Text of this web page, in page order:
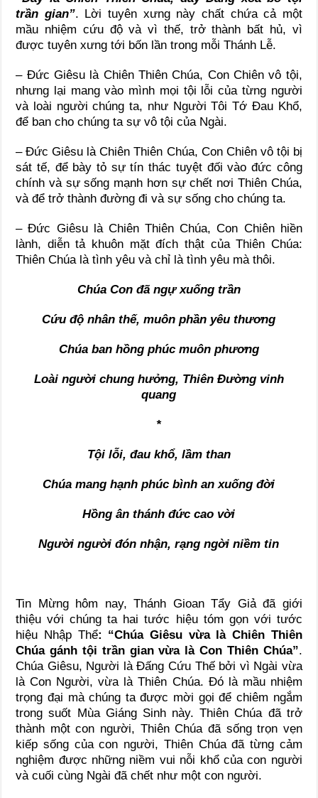
trần gian”. Lời tuyên xưng này chất chứa cả một
mầu nhiệm cứu độ và vì thế, trở thành bất hủ, vì
được tuyên xưng tới bốn lần trong mỗi Thánh Lễ.
– Đức Giêsu là Chiên Thiên Chúa, Con Chiên vô tội,
nhưng lại mang vào mình mọi tội lỗi của từng người
và loài người chúng ta, như Người Tôi Tớ Đau Khổ,
để ban cho chúng ta sự vô tội của Ngài.
– Đức Giêsu là Chiên Thiên Chúa, Con Chiên vô tội bị
sát tế, để bày tỏ sự tín thác tuyệt đối vào đức công
chính và sự sống mạnh hơn sự chết nơi Thiên Chúa,
và để trở thành đường đi và sự sống cho chúng ta.
– Đức Giêsu là Chiên Thiên Chúa, Con Chiên hiền
lành, diễn tả khuôn mặt đích thật của Thiên Chúa:
Thiên Chúa là tình yêu và chỉ là tình yêu mà thôi.
Chúa Con đã ngự xuống trần
Cứu độ nhân thế, muôn phần yêu thương
Chúa ban hồng phúc muôn phương
Loài người chung hưởng, Thiên Đường vinh
quang
*
Tội lỗi, đau khổ, lầm than
Chúa mang hạnh phúc bình an xuống đời
Hồng ân thánh đức cao vời
Người người đón nhận, rạng ngời niềm tin
Tin Mừng hôm nay, Thánh Gioan Tẩy Giả đã giới
thiệu với chúng ta hai tước hiệu tóm gọn với tước
hiệu Nhập Thể: “Chúa Giêsu vừa là Chiên Thiên
Chúa gánh tội trần gian vừa là Con Thiên Chúa”.
Chúa Giêsu, Người là Ðấng Cứu Thế bởi vì Ngài vừa
là Con Người, vừa là Thiên Chúa. Ðó là mầu nhiệm
trọng đại mà chúng ta được mời gọi để chiêm ngắm
trong suốt Mùa Giáng Sinh này. Thiên Chúa đã trở
thành một con người, Thiên Chúa đã sống trọn vẹn
kiếp sống của con người, Thiên Chúa đã từng cảm
nghiệm được những niềm vui nỗi khổ của con người
và cuối cùng Ngài đã chết như một con người.